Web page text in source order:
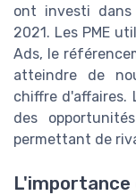
ont investi
2021. Les PME
Ads, le
atteindre de
chiffre d'affaires.
des
permettant de
L'importance